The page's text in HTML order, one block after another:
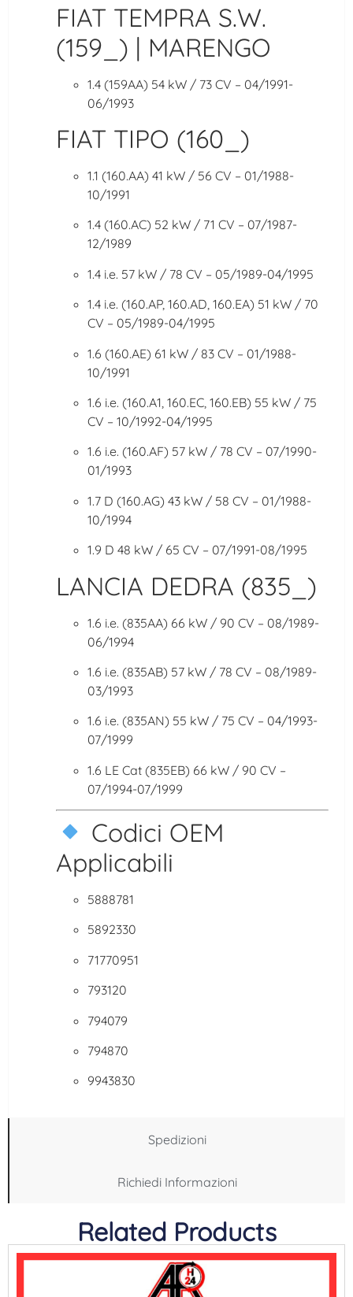
Spedizioni
Richiedi Informazioni
FIAT TEMPRA S.W.
(159_) | MARENGO
1.4 (159AA) 54 kW / 73 CV – 04/1991-
06/1993
FIAT TIPO (160_)
1.1 (160.AA) 41 kW / 56 CV – 01/1988-
10/1991
1.4 (160.AC) 52 kW / 71 CV – 07/1987-
12/1989
1.4 i.e. 57 kW / 78 CV – 05/1989-04/1995
1.4 i.e. (160.AP, 160.AD, 160.EA) 51 kW / 70
CV – 05/1989-04/1995
1.6 (160.AE) 61 kW / 83 CV – 01/1988-
10/1991
1.6 i.e. (160.A1, 160.EC, 160.EB) 55 kW / 75
CV – 10/1992-04/1995
1.6 i.e. (160.AF) 57 kW / 78 CV – 07/1990-
01/1993
1.7 D (160.AG) 43 kW / 58 CV – 01/1988-
10/1994
1.9 D 48 kW / 65 CV – 07/1991-08/1995
LANCIA DEDRA (835_)
1.6 i.e. (835AA) 66 kW / 90 CV – 08/1989-
06/1994
1.6 i.e. (835AB) 57 kW / 78 CV – 08/1989-
03/1993
1.6 i.e. (835AN) 55 kW / 75 CV – 04/1993-
07/1999
1.6 LE Cat (835EB) 66 kW / 90 CV –
07/1994-07/1999
Codici OEM
Applicabili
5888781
5892330
71770951
793120
794079
794870
9943830
Related Products